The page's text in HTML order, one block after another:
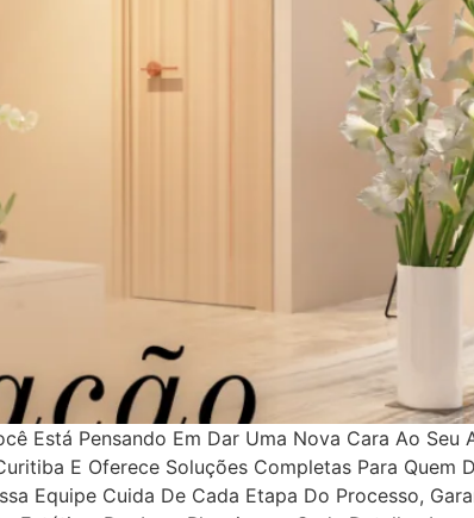
Está Pensando Em Dar Uma Nova Cara Ao Seu
E Oferece Soluções Completas Para Quem
Equipe Cuida De Cada Etapa Do Processo,